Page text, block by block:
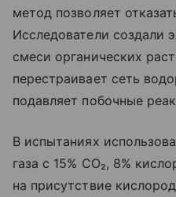
метод позволяет
Исследователи создали
смеси органических
перестраивает сеть
подавляет побочные
В испытаниях
газа с 15% CO₂, 8%
на присутствие